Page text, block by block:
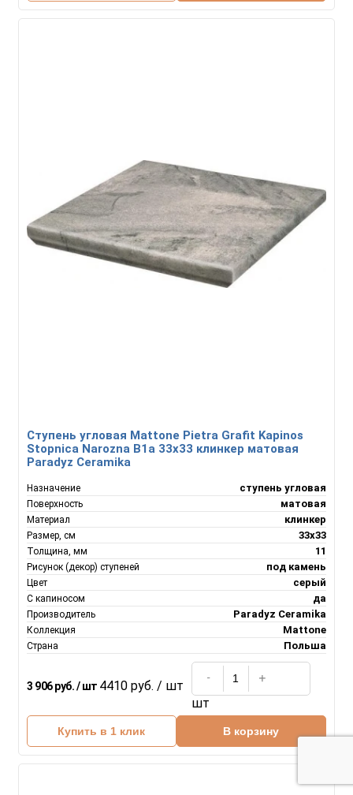
Ступень угловая Mattone Pietra Grafit Kapinos
Stopnica Narozna B1a 33х33 клинкер матовая
Paradyz Ceramika
Назначение ступень угловая
Поверхность матовая
Материал клинкер
Размер, см 33х33
Толщина, мм 11
Рисунок (декор) ступеней под камень
Цвет серый
С капиносом да
Производитель Paradyz Ceramika
Коллекция Mattone
Страна Польша
3 906 руб. / шт 4410 руб. / шт
шт
Купить в 1 клик В корзину